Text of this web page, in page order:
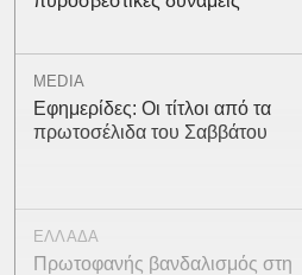
MEDIA
Εφημερίδες: Οι τίτλοι από τα
πρωτοσέλιδα του Σαββάτου
ΕΛΛΑΔΑ
Πρωτοφανής βανδαλισμός στη